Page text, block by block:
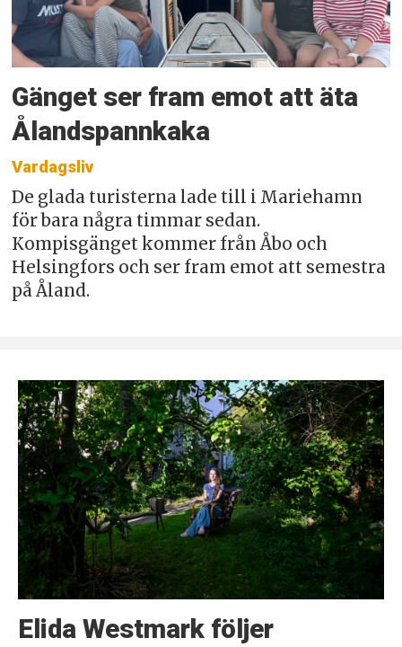
Gänget ser fram emot att äta
Ålandspannkaka
Vardagsliv
De glada turisterna lade till i Mariehamn
för bara några timmar sedan.
Kompisgänget kommer från Åbo och
Helsingfors och ser fram emot att semestra
på Åland.
Elida Westmark följer